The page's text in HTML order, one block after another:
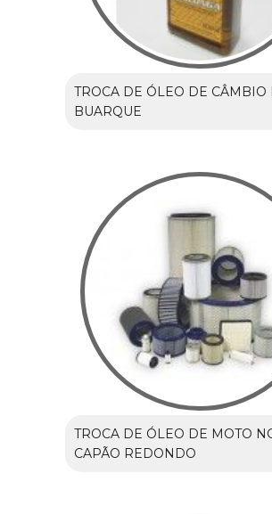
TROCA DE ÓLEO DE CÂMBIO
BUARQUE
TROCA DE ÓLEO DE MOTO
CAPÃO REDONDO